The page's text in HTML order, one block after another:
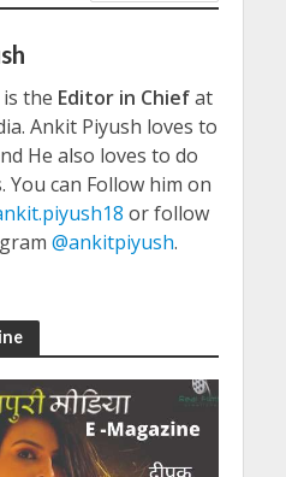
the Editor in Chiefat
Ankit Piyush loves to
He also loves to do
You can Follow him on
or follow
@ankitpiyush.